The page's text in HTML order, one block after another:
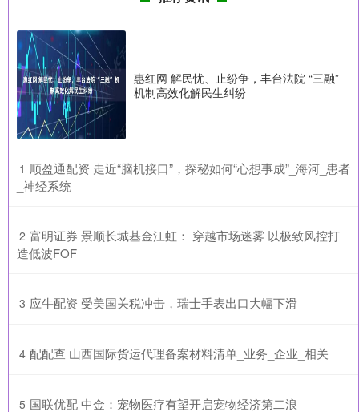
惠红网 解民忧、止纷争，丰台法院 “三融”
机制高效化解民生纠纷
1 ​顺盈通配资 走近“脑机接口”，探秘如何“心想事成”_海河_患者
_神经系统
2 ​富明证券 景顺长城基金江虹： 穿越市场迷雾 以极致风控打
造低波FOF
3 ​应牛配资 受美国关税冲击，瑞士手表出口大幅下滑
4 ​配配查 山西国际货运代理备案材料清单_业务_企业_相关
5 ​国联优配 中金：宠物医疗有望开启宠物经济第二浪